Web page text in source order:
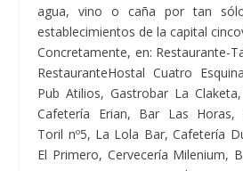
agua, vino o caña por tan
establecimientos de la capital
Concretamente, en: Restaurante-
RestauranteHostal Cuatro
Pub Atilios, Gastrobar La
Cafetería Erian, Bar Las Horas,
Toril nº5, La Lola Bar, Cafetería
El Primero, Cervecería Milenium,